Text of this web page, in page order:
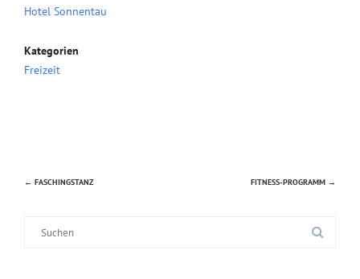
Hotel Sonnentau
Kategorien
Freizeit
Beitragsnavigation
← FASCHINGSTANZ FITNESS-PROGRAMM →